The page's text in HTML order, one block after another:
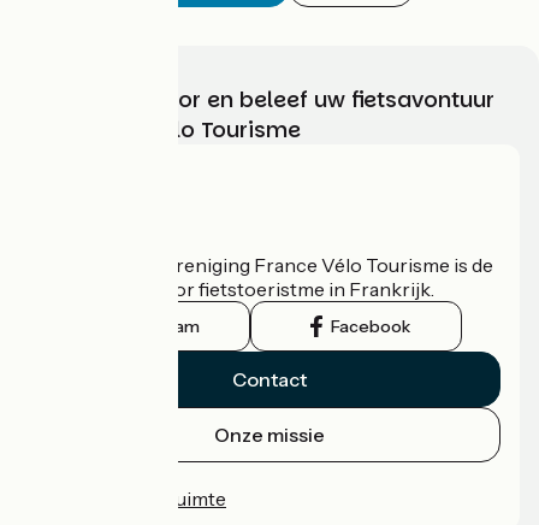
Kies, bereid voor en beleef uw fietsavontuur
met France Vélo Tourisme
De nationale vereniging France Vélo Tourisme is de
officiële gids voor fietstoeristme in Frankrijk.
Instagram Facebook
Contact
Onze missie
Professionele ruimte